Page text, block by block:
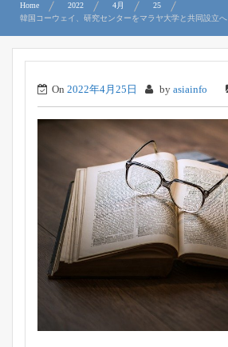
Home 2022 4月
25
韓国コーウェイ、研究センターをマラヤ大学と共同設立へ
On 2022年4月25日 by asiainfo